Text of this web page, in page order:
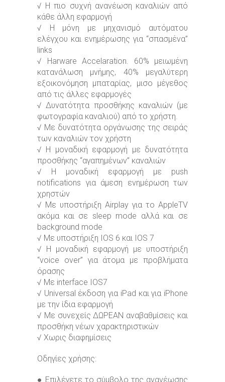
√ Η πιο συχνή ανανέωση καναλιών από
κάθε άλλη εφαρμογή
√ Η μόνη με μηχανισμό αυτόματου
ελέγχου και ενημέρωσης για “σπασμένα”
links
√ Harware Accelaration. 60% μειωμένη
κατανάλωση μνήμης, 40% μεγαλύτερη
εξοικονόμηση μπαταρίας, μισο μέγεθος
από τις άλλες εφαρμογές
√ Δυνατότητα προσθήκης καναλιών (με
φωτογραφία καναλιού) από το χρήστη.
√ Με δυνατότητα οργάνωσης της σειράς
των καναλιών τον χρήστη
√ Η μοναδική εφαρμογή με δυνατότητα
προσθήκης “αγαπημένων” καναλιών
√ Η μοναδική εφαρμογή με push
notifications για άμεση ενημέρωση των
χρηστών
√ Με υποστήριξη Airplay για το ΑppleTV
ακόμα και σε sleep mode αλλά και σε
background mode
√ Με υποστήριξη IOS 6 και IOS 7
√ Η μοναδική εφαρμογή με υποστήριξη
“voice over” για άτομα με προβλήματα
όρασης
√ Με interface IOS7
√ Universal έκδοση για iPad και για iPhone
με την ίδια εφαρμογή
√ Με συνεχείς ΔΩΡΕΑΝ αναβαθμίσεις και
προσθήκη νέων χαρακτηριστικών
√ Χωρις διαφημίσεις
Οδηγίες χρήσης:
● Επιλέγετε το σύμβολο της ανανέωσης